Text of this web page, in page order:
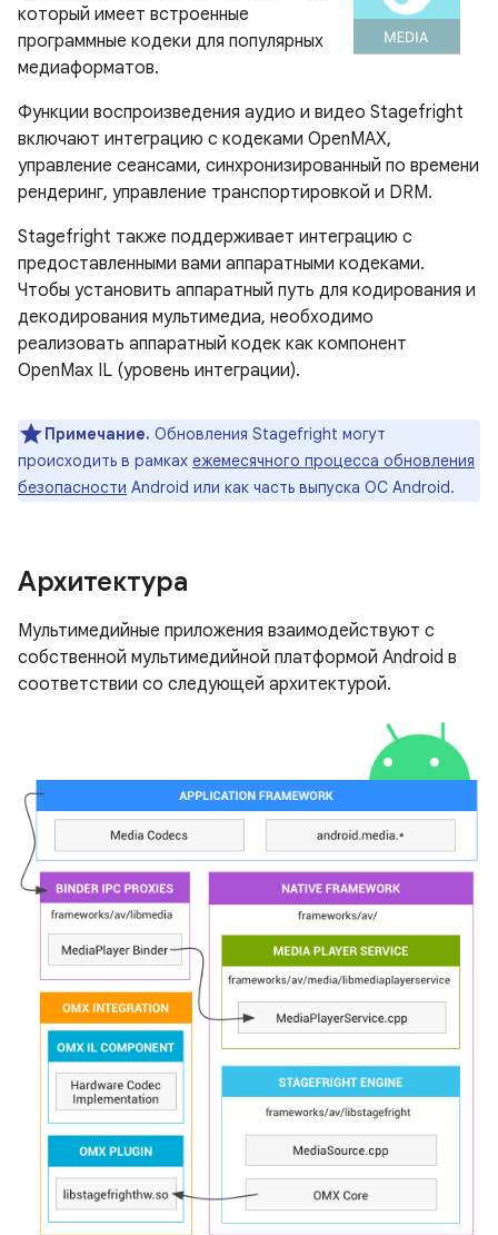
который имеет встроенные
программные кодеки для популярных
медиаформатов.
Функции воспроизведения аудио и видео Stagefright
включают интеграцию с кодеками OpenMAX,
управление сеансами, синхронизированный по времени
рендеринг, управление транспортировкой и DRM.
Stagefright также поддерживает интеграцию с
предоставленными вами аппаратными кодеками.
Чтобы установить аппаратный путь для кодирования и
декодирования мультимедиа, необходимо
реализовать аппаратный кодек как компонент
OpenMax IL (уровень интеграции).
Примечание. Обновления Stagefright могут
происходить в рамках ежемесячного процесса обновления
безопасности Android или как часть выпуска ОС Android.
Архитектура
Мультимедийные приложения взаимодействуют с
собственной мультимедийной платформой Android в
соответствии со следующей архитектурой.